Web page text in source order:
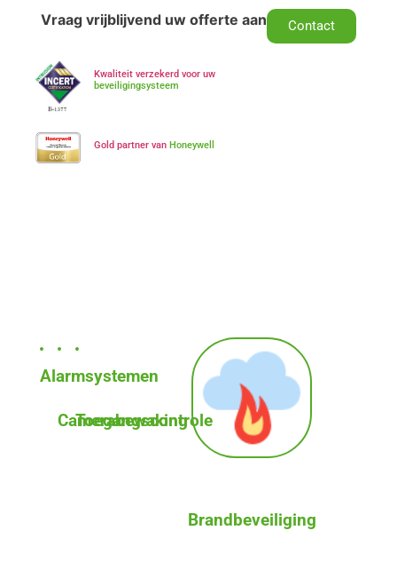
Vraag vrijblijvend uw offerte aan Contact
Kwaliteit verzekerd voor uw
beveiligingsysteem
Gold partner van Honeywell
Alarmsystemen
Camerabewaking
Toegangscontrole
Brandbeveiliging